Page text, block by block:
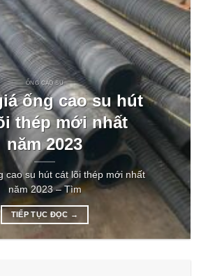
ỐNG CAO SU
ống cao su hút
thép mới nhất
năm 2023
cao su hút cát lõi thép mới nhất
năm 2023 – Tìm
TIẾP TỤC ĐỌC →